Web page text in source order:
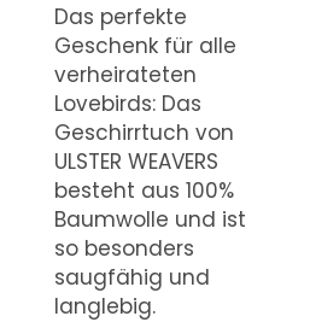
Das perfekte
Geschenk für alle
verheirateten
Lovebirds: Das
Geschirrtuch von
ULSTER WEAVERS
besteht aus 100%
Baumwolle und ist
so besonders
saugfähig und
langlebig.